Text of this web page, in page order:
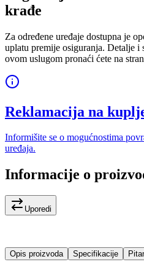
krađe
Za određene uređaje dostupna je
uplatu premije osiguranja. Detalje i
ovom uslugom pronaći ćete na
Reklamacija na
Informišite se o mogućnostima
uređaja.
Informacije o
Uporedi
Opis proizvoda Specifikacije